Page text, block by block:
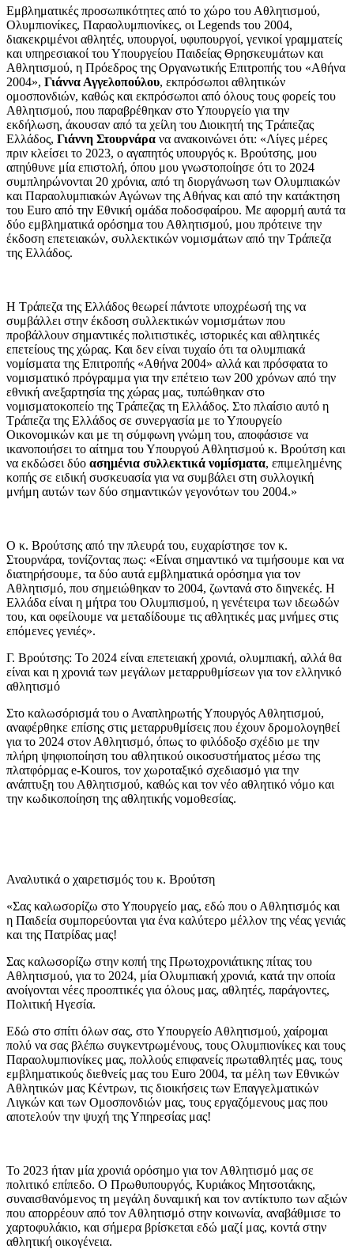
Εμβληματικές προσωπικότητες από το χώρο του Αθλητισμού,
Ολυμπιονίκες, Παραολυμπιονίκες, oι Legends του 2004,
διακεκριμένοι αθλητές, υπουργοί, υφυπουργοί, γενικοί γραμματείς
και υπηρεσιακοί του Υπουργείου Παιδείας Θρησκευμάτων και
Αθλητισμού, η Πρόεδρος της Οργανωτικής Επιτροπής του «Αθήνα
2004», Γιάννα Αγγελοπούλου, εκπρόσωποι αθλητικών
ομοσπονδιών, καθώς και εκπρόσωποι από όλους τους φορείς του
Αθλητισμού, που παραβρέθηκαν στο Υπουργείο για την
εκδήλωση, άκουσαν από τα χείλη του Διοικητή της Τράπεζας
Ελλάδος, Γιάννη Στουρνάρα να ανακοινώνει ότι: «Λίγες μέρες
πριν κλείσει το 2023, ο αγαπητός υπουργός κ. Βρούτσης, μου
απηύθυνε μία επιστολή, όπου μου γνωστοποίησε ότι το 2024
συμπληρώνονται 20 χρόνια, από τη διοργάνωση των Ολυμπιακών
και Παραολυμπιακών Αγώνων της Αθήνας και από την κατάκτηση
του Euro από την Εθνική ομάδα ποδοσφαίρου. Με αφορμή αυτά τα
δύο εμβληματικά ορόσημα του Αθλητισμού, μου πρότεινε την
έκδοση επετειακών, συλλεκτικών νομισμάτων από την Τράπεζα
της Ελλάδος.
Η Τράπεζα της Ελλάδος θεωρεί πάντοτε υποχρέωσή της να
συμβάλλει στην έκδοση συλλεκτικών νομισμάτων που
προβάλλουν σημαντικές πολιτιστικές, ιστορικές και αθλητικές
επετείους της χώρας. Και δεν είναι τυχαίο ότι τα ολυμπιακά
νομίσματα της Επιτροπής «Αθήνα 2004» αλλά και πρόσφατα το
νομισματικό πρόγραμμα για την επέτειο των 200 χρόνων από την
εθνική ανεξαρτησία της χώρας μας, τυπώθηκαν στο
νομισματοκοπείο της Τράπεζας τη Ελλάδος. Στο πλαίσιο αυτό η
Τράπεζα της Ελλάδος σε συνεργασία με το Υπουργείο
Οικονομικών και με τη σύμφωνη γνώμη του, αποφάσισε να
ικανοποιήσει το αίτημα του Υπουργού Αθλητισμού κ. Βρούτση και
να εκδώσει δύο ασημένια συλλεκτικά νομίσματα, επιμελημένης
κοπής σε ειδική συσκευασία για να συμβάλει στη συλλογική
μνήμη αυτών των δύο σημαντικών γεγονότων του 2004.»
Ο κ. Βρούτσης από την πλευρά του, ευχαρίστησε τον κ.
Στουρνάρα, τονίζοντας πως: «Είναι σημαντικό να τιμήσουμε και να
διατηρήσουμε, τα δύο αυτά εμβληματικά ορόσημα για τον
Αθλητισμό, που σημειώθηκαν το 2004, ζωντανά στο διηνεκές. Η
Ελλάδα είναι η μήτρα του Ολυμπισμού, η γενέτειρα των ιδεωδών
του, και οφείλουμε να μεταδίδουμε τις αθλητικές μας μνήμες στις
επόμενες γενιές».
Γ. Βρούτσης: Το 2024 είναι επετειακή χρονιά, ολυμπιακή, αλλά θα
είναι και η χρονιά των μεγάλων μεταρρυθμίσεων για τον ελληνικό
αθλητισμό
Στο καλωσόρισμά του ο Αναπληρωτής Υπουργός Αθλητισμού,
αναφέρθηκε επίσης στις μεταρρυθμίσεις που έχουν δρομολογηθεί
για το 2024 στον Αθλητισμό, όπως το φιλόδοξο σχέδιο με την
πλήρη ψηφιοποίηση του αθλητικού οικοσυστήματος μέσω της
πλατφόρμας e-Kouros, τον χωροταξικό σχεδιασμό για την
ανάπτυξη του Αθλητισμού, καθώς και τον νέο αθλητικό νόμο και
την κωδικοποίηση της αθλητικής νομοθεσίας.
Αναλυτικά ο χαιρετισμός του κ. Βρούτση
«Σας καλωσορίζω στο Υπουργείο μας, εδώ που ο Αθλητισμός και
η Παιδεία συμπορεύονται για ένα καλύτερο μέλλον της νέας γενιάς
και της Πατρίδας μας!
Σας καλωσορίζω στην κοπή της Πρωτοχρονιάτικης πίτας του
Αθλητισμού, για το 2024, μία Ολυμπιακή χρονιά, κατά την οποία
ανοίγονται νέες προοπτικές για όλους μας, αθλητές, παράγοντες,
Πολιτική Ηγεσία.
Εδώ στο σπίτι όλων σας, στο Υπουργείο Αθλητισμού, χαίρομαι
πολύ να σας βλέπω συγκεντρωμένους, τους Ολυμπιονίκες και τους
Παραολυμπιονίκες μας, πολλούς επιφανείς πρωταθλητές μας, τους
εμβληματικούς διεθνείς μας του Euro 2004, τα μέλη των Εθνικών
Αθλητικών μας Κέντρων, τις διοικήσεις των Επαγγελματικών
Λιγκών και των Ομοσπονδιών μας, τους εργαζόμενους μας που
αποτελούν την ψυχή της Υπηρεσίας μας!
Το 2023 ήταν μία χρονιά ορόσημο για τον Αθλητισμό μας σε
πολιτικό επίπεδο. Ο Πρωθυπουργός, Κυριάκος Μητσοτάκης,
συναισθανόμενος τη μεγάλη δυναμική και τον αντίκτυπο των αξιών
που απορρέουν από τον Αθλητισμό στην κοινωνία, αναβάθμισε το
χαρτοφυλάκιο, και σήμερα βρίσκεται εδώ μαζί μας, κοντά στην
αθλητική οικογένεια.